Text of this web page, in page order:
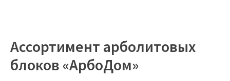
Ассортимент арболитовых
блоков «АрбоДом»